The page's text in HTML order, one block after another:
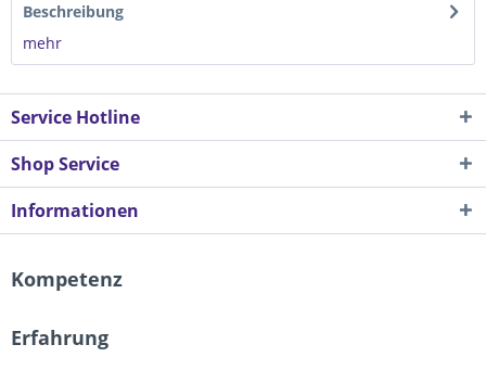
Beschreibung
mehr
Service Hotline
Shop Service
Informationen
Kompetenz
Erfahrung